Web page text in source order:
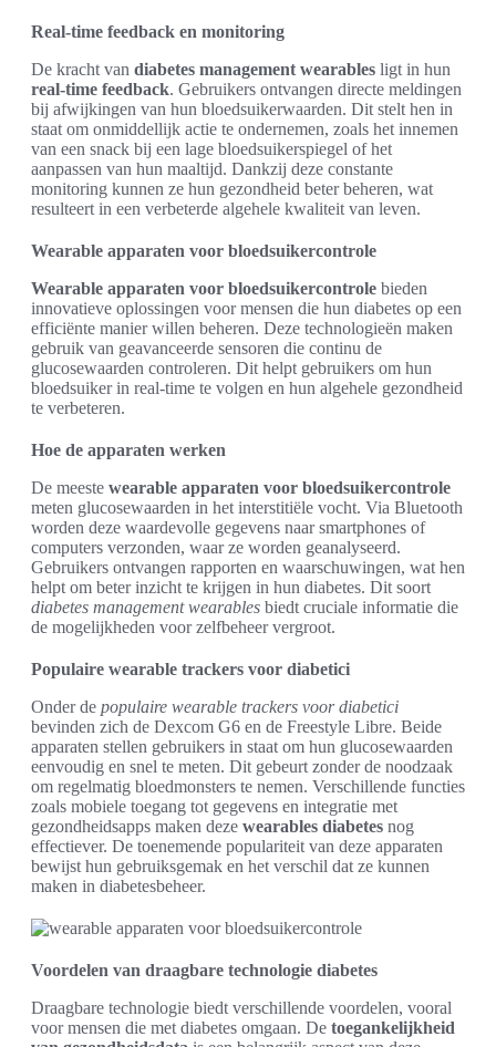
Real-time feedback en monitoring
De kracht van diabetes management wearables ligt in hun
real-time feedback. Gebruikers ontvangen directe meldingen
bij afwijkingen van hun bloedsuikerwaarden. Dit stelt hen in
staat om onmiddellijk actie te ondernemen, zoals het innemen
van een snack bij een lage bloedsuikerspiegel of het
aanpassen van hun maaltijd. Dankzij deze constante
monitoring kunnen ze hun gezondheid beter beheren, wat
resulteert in een verbeterde algehele kwaliteit van leven.
Wearable apparaten voor bloedsuikercontrole
Wearable apparaten voor bloedsuikercontrole bieden
innovatieve oplossingen voor mensen die hun diabetes op een
efficiënte manier willen beheren. Deze technologieën maken
gebruik van geavanceerde sensoren die continu de
glucosewaarden controleren. Dit helpt gebruikers om hun
bloedsuiker in real-time te volgen en hun algehele gezondheid
te verbeteren.
Hoe de apparaten werken
De meeste wearable apparaten voor bloedsuikercontrole
meten glucosewaarden in het interstitiële vocht. Via Bluetooth
worden deze waardevolle gegevens naar smartphones of
computers verzonden, waar ze worden geanalyseerd.
Gebruikers ontvangen rapporten en waarschuwingen, wat hen
helpt om beter inzicht te krijgen in hun diabetes. Dit soort
diabetes management wearables biedt cruciale informatie die
de mogelijkheden voor zelfbeheer vergroot.
Populaire wearable trackers voor diabetici
Onder de populaire wearable trackers voor diabetici
bevinden zich de Dexcom G6 en de Freestyle Libre. Beide
apparaten stellen gebruikers in staat om hun glucosewaarden
eenvoudig en snel te meten. Dit gebeurt zonder de noodzaak
om regelmatig bloedmonsters te nemen. Verschillende functies
zoals mobiele toegang tot gegevens en integratie met
gezondheidsapps maken deze wearables diabetes nog
effectiever. De toenemende populariteit van deze apparaten
bewijst hun gebruiksgemak en het verschil dat ze kunnen
maken in diabetesbeheer.
Voordelen van draagbare technologie diabetes
Draagbare technologie biedt verschillende voordelen, vooral
voor mensen die met diabetes omgaan. De toegankelijkheid